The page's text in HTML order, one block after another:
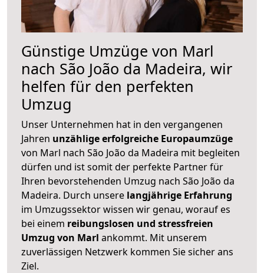
Günstige Umzüge von Marl
nach São João da Madeira, wir
helfen für den perfekten
Umzug
Unser Unternehmen hat in den vergangenen
Jahren unzählige erfolgreiche Europaumzüge
von Marl nach São João da Madeira mit begleiten
dürfen und ist somit der perfekte Partner für
Ihren bevorstehenden Umzug nach São João da
Madeira. Durch unsere langjährige Erfahrung
im Umzugssektor wissen wir genau, worauf es
bei einem reibungslosen und stressfreien
Umzug von Marl ankommt. Mit unserem
zuverlässigen Netzwerk kommen Sie sicher ans
Ziel.